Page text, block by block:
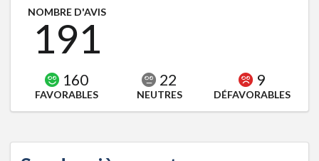
NOMBRE D'AVIS
191
160
FAVORABLES
22
NEUTRES
9
DÉFAVORABLES